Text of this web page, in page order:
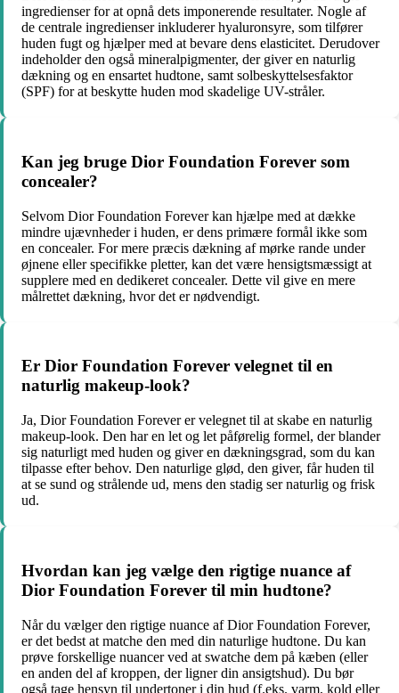
ingredienser for at opnå dets imponerende resultater. Nogle af
de centrale ingredienser inkluderer hyaluronsyre, som tilfører
huden fugt og hjælper med at bevare dens elasticitet. Derudover
indeholder den også mineralpigmenter, der giver en naturlig
dækning og en ensartet hudtone, samt solbeskyttelsesfaktor
(SPF) for at beskytte huden mod skadelige UV-stråler.
Kan jeg bruge Dior Foundation Forever som
concealer?
Selvom Dior Foundation Forever kan hjælpe med at dække
mindre ujævnheder i huden, er dens primære formål ikke som
en concealer. For mere præcis dækning af mørke rande under
øjnene eller specifikke pletter, kan det være hensigtsmæssigt at
supplere med en dedikeret concealer. Dette vil give en mere
målrettet dækning, hvor det er nødvendigt.
Er Dior Foundation Forever velegnet til en
naturlig makeup-look?
Ja, Dior Foundation Forever er velegnet til at skabe en naturlig
makeup-look. Den har en let og let påførelig formel, der blander
sig naturligt med huden og giver en dækningsgrad, som du kan
tilpasse efter behov. Den naturlige glød, den giver, får huden til
at se sund og strålende ud, mens den stadig ser naturlig og frisk
ud.
Hvordan kan jeg vælge den rigtige nuance af
Dior Foundation Forever til min hudtone?
Når du vælger den rigtige nuance af Dior Foundation Forever,
er det bedst at matche den med din naturlige hudtone. Du kan
prøve forskellige nuancer ved at swatche dem på kæben (eller
en anden del af kroppen, der ligner din ansigtshud). Du bør
også tage hensyn til undertoner i din hud (f.eks. varm, kold eller